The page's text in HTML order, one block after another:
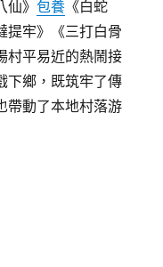
仙》包養 《白蛇
提牢》《三打白骨
村平易近的熱鬧接
下鄉，既筑牢了傳
帶動了本地村落游